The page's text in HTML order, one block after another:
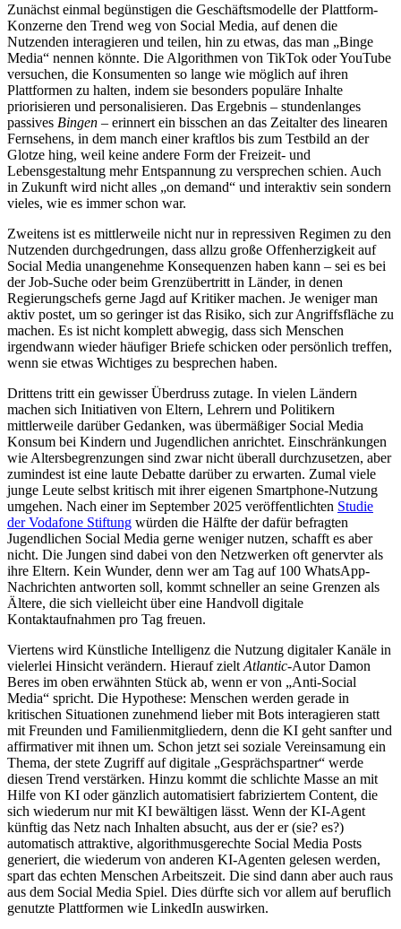
Zunächst einmal begünstigen die Geschäftsmodelle der Plattform-
Konzerne den Trend weg von Social Media, auf denen die
Nutzenden interagieren und teilen, hin zu etwas, das man „Binge
Media“ nennen könnte. Die Algorithmen von TikTok oder YouTube
versuchen, die Konsumenten so lange wie möglich auf ihren
Plattformen zu halten, indem sie besonders populäre Inhalte
priorisieren und personalisieren. Das Ergebnis – stundenlanges
passives Bingen – erinnert ein bisschen an das Zeitalter des linearen
Fernsehens, in dem manch einer kraftlos bis zum Testbild an der
Glotze hing, weil keine andere Form der Freizeit- und
Lebensgestaltung mehr Entspannung zu versprechen schien. Auch
in Zukunft wird nicht alles „on demand“ und interaktiv sein sondern
vieles, wie es immer schon war.
Zweitens ist es mittlerweile nicht nur in repressiven Regimen zu den
Nutzenden durchgedrungen, dass allzu große Offenherzigkeit auf
Social Media unangenehme Konsequenzen haben kann – sei es bei
der Job-Suche oder beim Grenzübertritt in Länder, in denen
Regierungschefs gerne Jagd auf Kritiker machen. Je weniger man
aktiv postet, um so geringer ist das Risiko, sich zur Angriffsfläche zu
machen. Es ist nicht komplett abwegig, dass sich Menschen
irgendwann wieder häufiger Briefe schicken oder persönlich treffen,
wenn sie etwas Wichtiges zu besprechen haben.
Drittens tritt ein gewisser Überdruss zutage. In vielen Ländern
machen sich Initiativen von Eltern, Lehrern und Politikern
mittlerweile darüber Gedanken, was übermäßiger Social Media
Konsum bei Kindern und Jugendlichen anrichtet. Einschränkungen
wie Altersbegrenzungen sind zwar nicht überall durchzusetzen, aber
zumindest ist eine laute Debatte darüber zu erwarten. Zumal viele
junge Leute selbst kritisch mit ihrer eigenen Smartphone-Nutzung
umgehen. Nach einer im September 2025 veröffentlichten Studie
der Vodafone Stiftung würden die Hälfte der dafür befragten
Jugendlichen Social Media gerne weniger nutzen, schafft es aber
nicht. Die Jungen sind dabei von den Netzwerken oft genervter als
ihre Eltern. Kein Wunder, denn wer am Tag auf 100 WhatsApp-
Nachrichten antworten soll, kommt schneller an seine Grenzen als
Ältere, die sich vielleicht über eine Handvoll digitale
Kontaktaufnahmen pro Tag freuen.
Viertens wird Künstliche Intelligenz die Nutzung digitaler Kanäle in
vielerlei Hinsicht verändern. Hierauf zielt Atlantic-Autor Damon
Beres im oben erwähnten Stück ab, wenn er von „Anti-Social
Media“ spricht. Die Hypothese: Menschen werden gerade in
kritischen Situationen zunehmend lieber mit Bots interagieren statt
mit Freunden und Familienmitgliedern, denn die KI geht sanfter und
affirmativer mit ihnen um. Schon jetzt sei soziale Vereinsamung ein
Thema, der stete Zugriff auf digitale „Gesprächspartner“ werde
diesen Trend verstärken. Hinzu kommt die schlichte Masse an mit
Hilfe von KI oder gänzlich automatisiert fabriziertem Content, die
sich wiederum nur mit KI bewältigen lässt. Wenn der KI-Agent
künftig das Netz nach Inhalten absucht, aus der er (sie? es?)
automatisch attraktive, algorithmusgerechte Social Media Posts
generiert, die wiederum von anderen KI-Agenten gelesen werden,
spart das echten Menschen Arbeitszeit. Die sind dann aber auch raus
aus dem Social Media Spiel. Dies dürfte sich vor allem auf beruflich
genutzte Plattformen wie LinkedIn auswirken.